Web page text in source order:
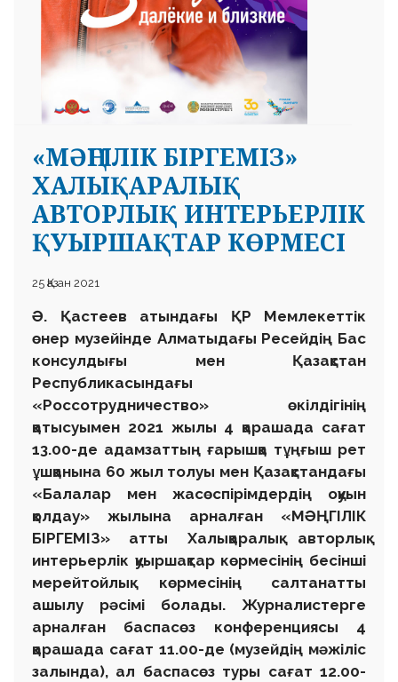
«МӘҢГІЛІК БІРГЕМІЗ»
ХАЛЫҚАРАЛЫҚ
АВТОРЛЫҚ ИНТЕРЬЕРЛІК
ҚУЫРШАҚТАР КӨРМЕСІ
25 Қазан 2021
Ә. Қастеев атындағы ҚР Мемлекеттік
өнер музейінде Алматыдағы Ресейдің Бас
консулдығы мен Қазақстан
Республикасындағы
«Россотрудничество» өкілдігінің
қатысуымен 2021 жылы 4 қарашада сағат
13.00-де адамзаттың ғарышқа тұңғыш рет
ұшқанына 60 жыл толуы мен Қазақстандағы
«Балалар мен жасөспірімдердің оқуын
қолдау» жылына арналған «МӘҢГІЛІК
БІРГЕМІЗ» атты Халықаралық авторлық
интерьерлік қуыршақтар көрмесінің бесінші
мерейтойлық көрмесінің салтанатты
ашылу рәсімі болады. Журналистерге
арналған баспасөз конференциясы 4
қарашада сағат 11.00-де (музейдің мәжіліс
залында), ал баспасөз туры сағат 12.00-